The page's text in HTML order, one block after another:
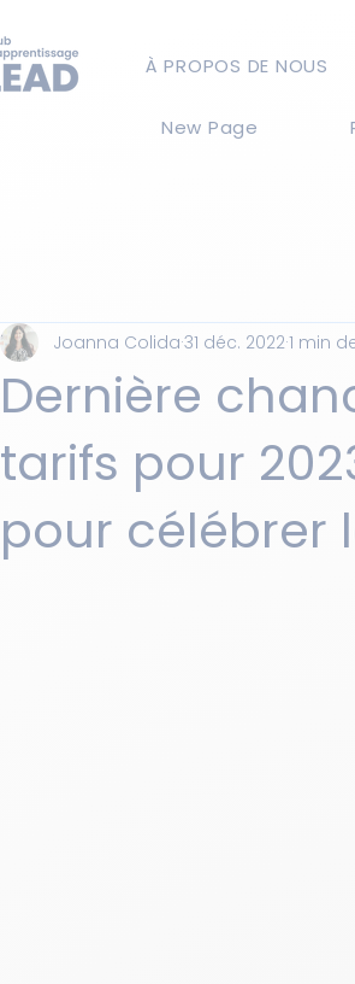
À PROPOS DE NOUS
New Page
Dernière
tarifs pour
pour célébrer
Joanna Colida 31 déc. 20221 min